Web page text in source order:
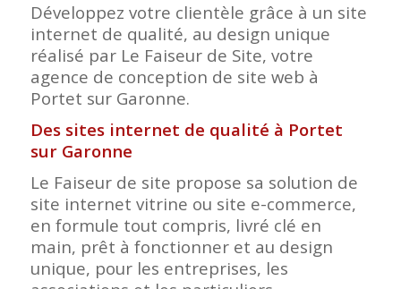
Développez votre clientèle grâce à un site
internet de qualité, au design unique
réalisé par Le Faiseur de Site, votre
agence de conception de site web à
Portet sur Garonne.
Des sites internet de qualité à Portet
sur Garonne
Le Faiseur de site propose sa solution de
site internet vitrine ou site e-commerce,
en formule tout compris, livré clé en
main, prêt à fonctionner et au design
unique, pour les entreprises, les